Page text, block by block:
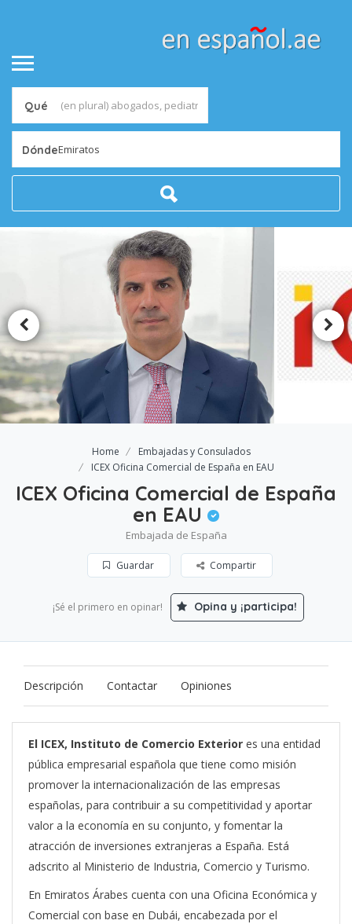
Qué
DóndeEmiratos
Home
Embajadas y Consulados
ICEX Oficina Comercial de España en EAU
ICEX Oficina Comercial de España
en EAU
Embajada de España
Guardar Compartir
¡Sé el primero en opinar! Opina y ¡participa!
Descripción Contactar Opiniones
El ICEX, Instituto de Comercio Exterior es una entidad
pública empresarial española que tiene como misión
promover la internacionalización de las empresas
españolas, para contribuir a su competitividad y aportar
valor a la economía en su conjunto, y fomentar la
atracción de inversiones extranjeras a España. Está
adscrito al Ministerio de Industria, Comercio y Turismo.
En Emiratos Árabes cuenta con una Oficina Económica y
Comercial con base en Dubái, encabezada por el